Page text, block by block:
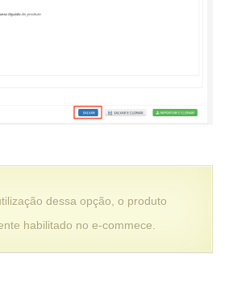
dessa opção, o produto
habilitado no e-commece.